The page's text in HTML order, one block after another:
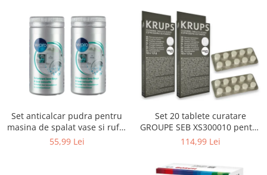
Wearable & Gadgeturi
Electrocasnice & Climatizare
Accesorii si piese masini spalat
rufe si uscatoare
Accesorii si piese masini spalat
Aparate Racire Aer
Aragaze si cuptoare cu microunde
Set anticalcar pudra pentru
masina de spalat vase si rufe,
WPRO 484000008416, 2 x 250g
55,99 Lei
Set 20 tablete curatare
GROUPE SEB XS300010 pentru
espressoare Krups (2x10
114,99 Lei